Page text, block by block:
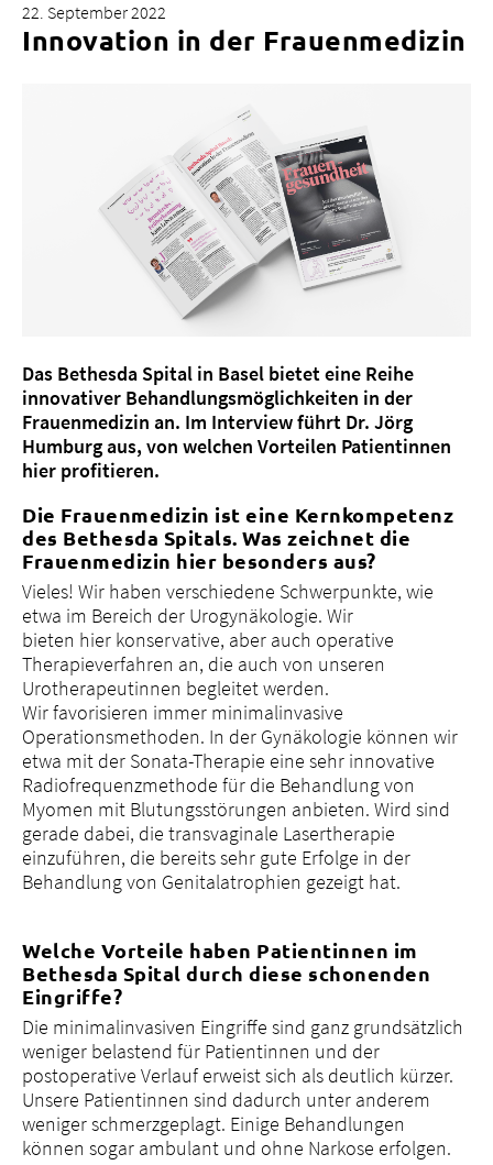
Jobs & Karriere
Fachbereiche
Veranstaltungen & Kurse
22. September 2022
Innovation in der Frauenmedizin
Das Bethesda Spital in Basel bietet eine Reihe
innovativer Behandlungsmöglichkeiten in der
Frauenmedizin an. Im Interview führt Dr. Jörg
Humburg aus, von welchen Vorteilen Patientinnen
hier profitieren.
Die Frauenmedizin ist eine Kernkompetenz
des Bethesda Spitals. Was zeichnet die
Frauenmedizin hier besonders aus?
Vieles! Wir haben verschiedene Schwerpunkte, wie
etwa im Bereich der Urogynäkologie. Wir
bieten hier konservative, aber auch operative
Therapieverfahren an, die auch von unseren
Urotherapeutinnen begleitet werden.
Wir favorisieren immer minimalinvasive
Operationsmethoden. In der Gynäkologie können wir
etwa mit der Sonata-Therapie eine sehr innovative
Radiofrequenzmethode für die Behandlung von
Myomen mit Blutungsstörungen anbieten. Wird sind
gerade dabei, die transvaginale Lasertherapie
einzuführen, die bereits sehr gute Erfolge in der
Behandlung von Genitalatrophien gezeigt hat.
Welche Vorteile haben Patientinnen im
Bethesda Spital durch diese schonenden
Eingriffe?
Die minimalinvasiven Eingriffe sind ganz grundsätzlich
weniger belastend für Patientinnen und der
postoperative Verlauf erweist sich als deutlich kürzer.
Unsere Patientinnen sind dadurch unter anderem
weniger schmerzgeplagt. Einige Behandlungen
können sogar ambulant und ohne Narkose erfolgen.